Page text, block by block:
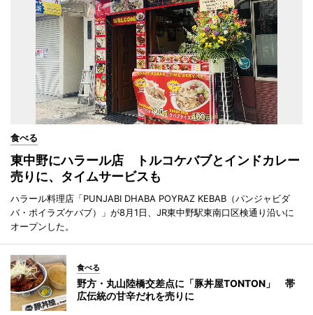
食べる
東中野にハラール店 トルコケバブとインドカレー
売りに、タイムサービスも
ハラール料理店「PUNJABI DHABA POYRAZ KEBAB（パンジャビダ
バ・ポイラズケバブ）」が8月1日、JR東中野駅東南口区検通り沿いに
オープンした。
食べる
野方・丸山陸橋交差点に「豚丼屋TONTON」 帯
広伝統の甘辛だれを売りに